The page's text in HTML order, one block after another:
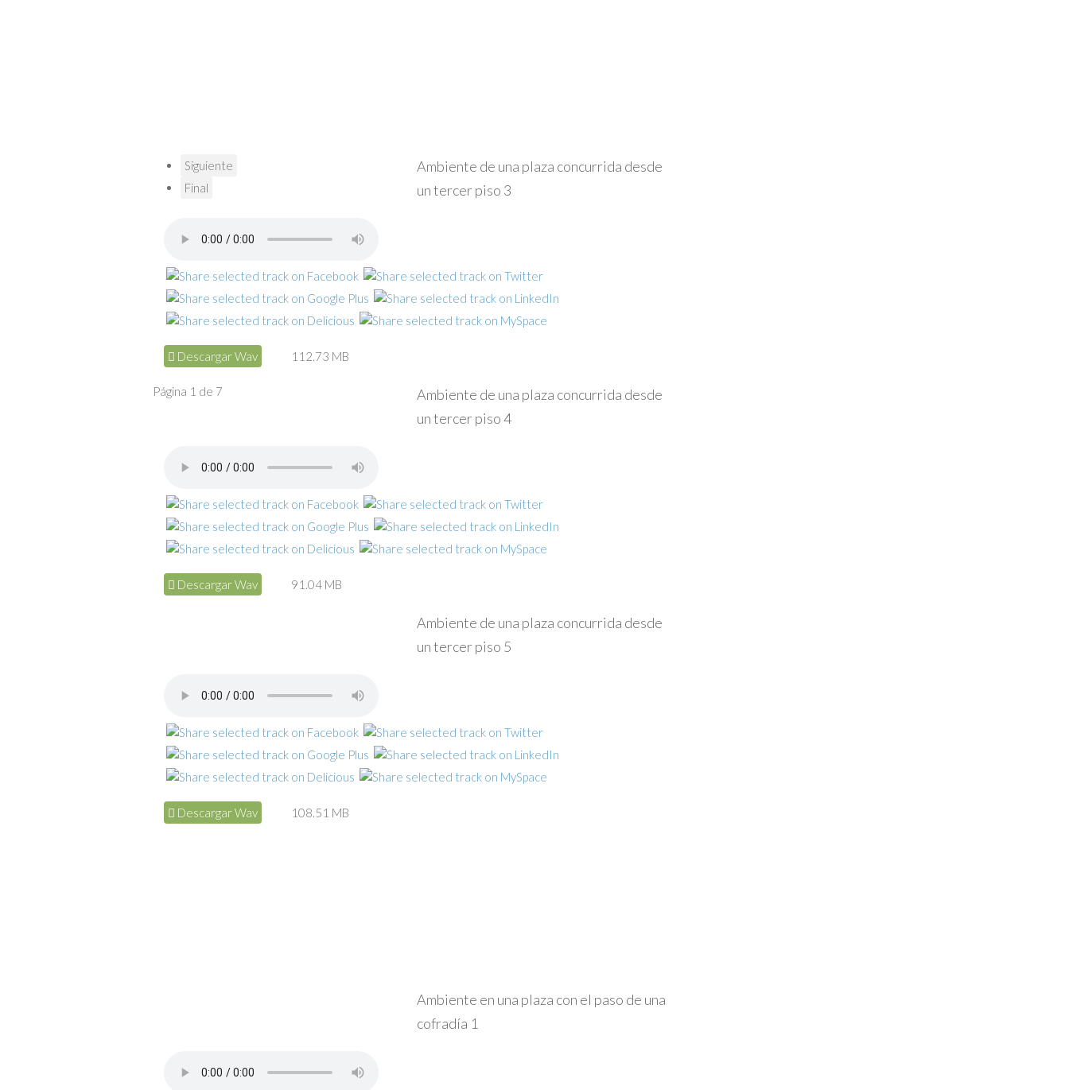
Ambiente de una plaza concurrida desde
un tercer piso 3
Descargar Wav 112.73 MB
Ambiente de una plaza concurrida desde
un tercer piso 4
Descargar Wav 91.04 MB
Ambiente de una plaza concurrida desde
un tercer piso 5
Descargar Wav 108.51 MB
Ambiente en una plaza con el paso de una
cofradía 1
Siguiente
Final
Página 1 de 7